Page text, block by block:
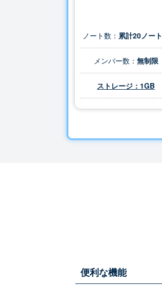
ノート数： 累計20ノート
メンバー数： 無制限
ストレージ：1GB
便利な機能